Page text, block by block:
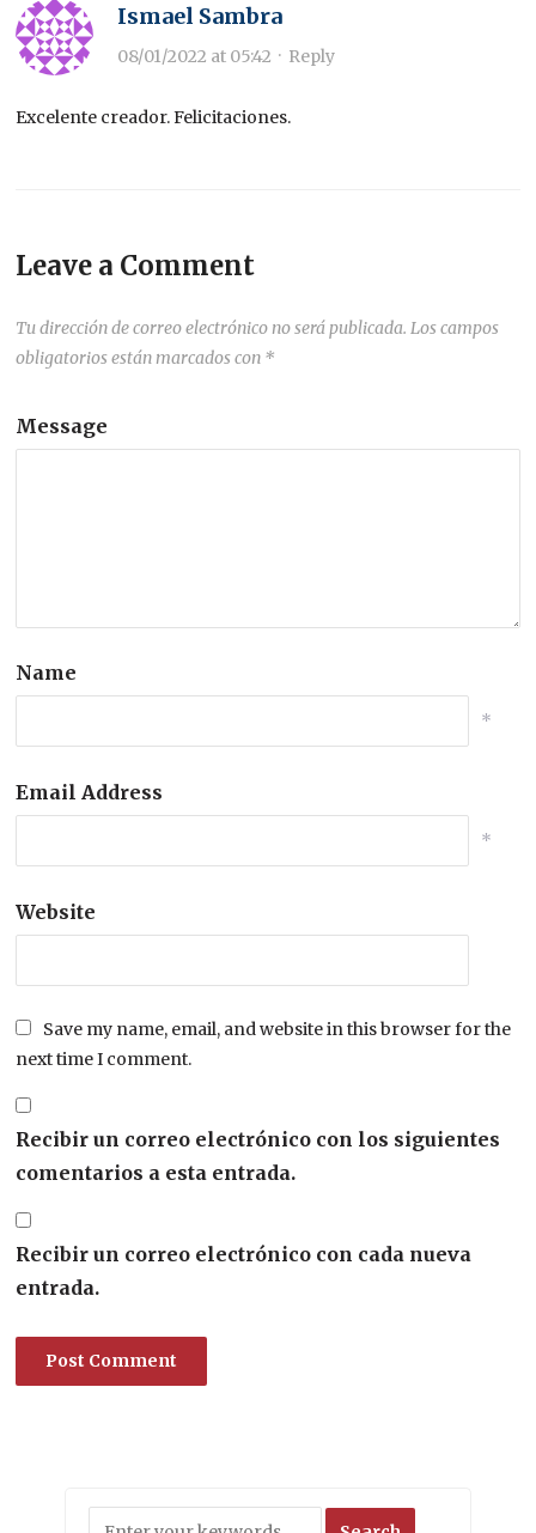
Ismael Sambra
08/01/2022 at 05:42 · Reply
Excelente creador. Felicitaciones.
Leave a Comment
Tu dirección de correo electrónico no será publicada. Los campos
obligatorios están marcados con *
Message
Name
*
Email Address
*
Website
Save my name, email, and website in this browser for the
next time I comment.
Recibir un correo electrónico con los siguientes
comentarios a esta entrada.
Recibir un correo electrónico con cada nueva
entrada.